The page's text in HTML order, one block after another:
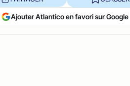
Ajouter Atlantico en favori sur Google